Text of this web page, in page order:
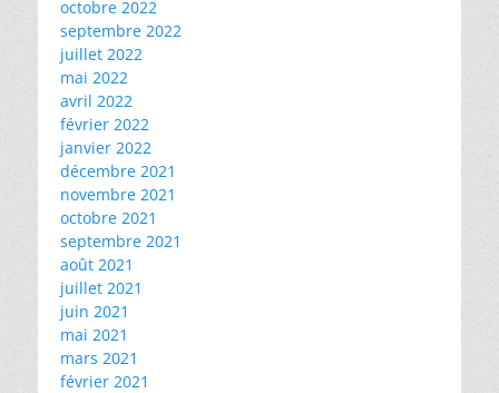
octobre 2022
septembre 2022
juillet 2022
mai 2022
avril 2022
février 2022
janvier 2022
décembre 2021
novembre 2021
octobre 2021
septembre 2021
août 2021
juillet 2021
juin 2021
mai 2021
mars 2021
février 2021